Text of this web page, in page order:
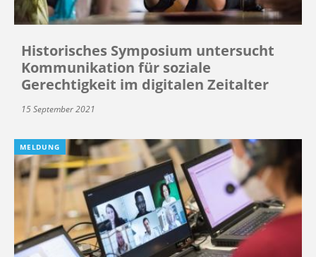
Historisches Symposium untersucht
Kommunikation für soziale
Gerechtigkeit im digitalen Zeitalter
15 September 2021
MELDUNG